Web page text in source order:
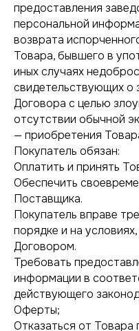
предоставления
персональной
возврата
Товара, бывшего в
иных случаях
свидетельствующих о
Договора с целью
отсутствии обычной
— приобретения
Покупатель обязан:
Оплатить и принять
Обеспечить
Поставщика.
Покупатель вправе
порядке и на
Договором.
Требовать
информации в
действующего
Оферты;
Отказаться от Товара